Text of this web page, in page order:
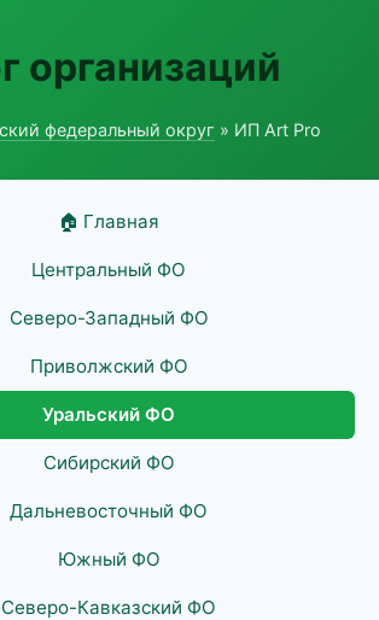
организаций
федеральный округ » ИП Art Pro
🏠 Главная
Центральный ФО
Северо-Западный ФО
Приволжский ФО
Уральский ФО
Сибирский ФО
Дальневосточный ФО
Южный ФО
Северо-Кавказский ФО